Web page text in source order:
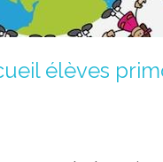
élèves